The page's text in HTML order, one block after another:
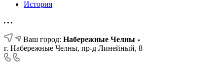
История
Ваш город: Набережные Челны
г. Набережные Челны, пр-д Линейный, 8